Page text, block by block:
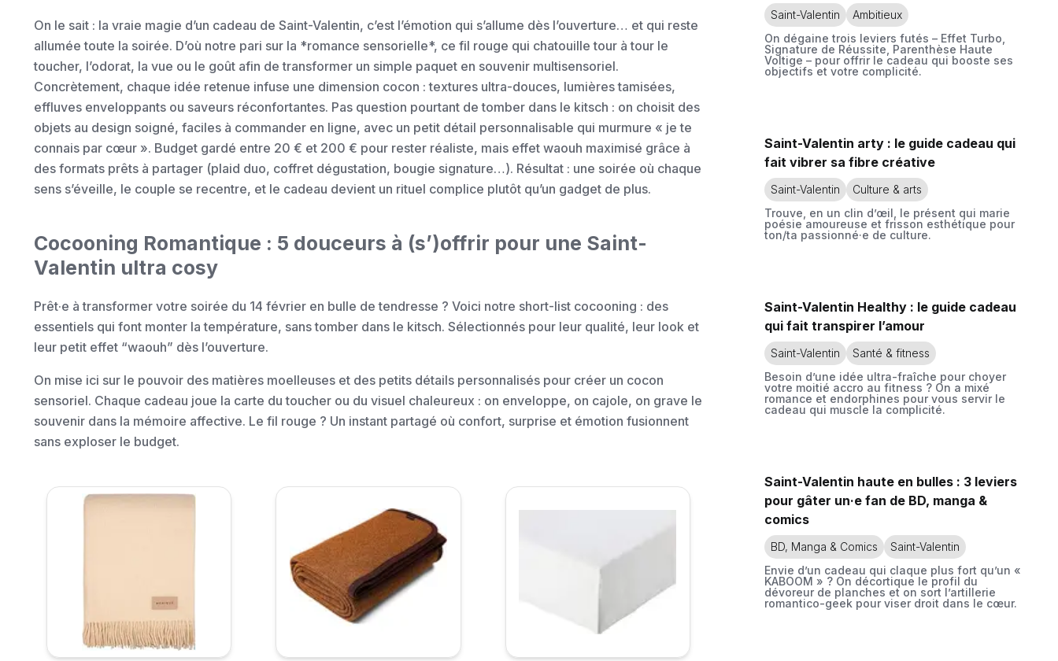
On le sait : la vraie magie d’un cadeau de Saint-Valentin, c’est l’émotion qui s’allume dès l’ouverture… et qui reste
allumée toute la soirée. D’où notre pari sur la *romance sensorielle*, ce fil rouge qui chatouille tour à tour le
toucher, l’odorat, la vue ou le goût afin de transformer un simple paquet en souvenir multisensoriel.
Concrètement, chaque idée retenue infuse une dimension cocon : textures ultra-douces, lumières tamisées,
effluves enveloppants ou saveurs réconfortantes. Pas question pourtant de tomber dans le kitsch : on choisit des
objets au design soigné, faciles à commander en ligne, avec un petit détail personnalisable qui murmure « je te
connais par cœur ». Budget gardé entre 20 € et 200 € pour rester réaliste, mais effet waouh maximisé grâce à
des formats prêts à partager (plaid duo, coffret dégustation, bougie signature…). Résultat : une soirée où chaque
sens s’éveille, le couple se recentre, et le cadeau devient un rituel complice plutôt qu’un gadget de plus.
Cocooning Romantique : 5 douceurs à (s’)offrir pour une Saint-
Valentin ultra cosy
Prêt·e à transformer votre soirée du 14 février en bulle de tendresse ? Voici notre short-list cocooning : des
essentiels qui font monter la température, sans tomber dans le kitsch. Sélectionnés pour leur qualité, leur look et
leur petit effet “waouh” dès l’ouverture.
On mise ici sur le pouvoir des matières moelleuses et des petits détails personnalisés pour créer un cocon
sensoriel. Chaque cadeau joue la carte du toucher ou du visuel chaleureux : on enveloppe, on cajole, on grave le
souvenir dans la mémoire affective. Le fil rouge ? Un instant partagé où confort, surprise et émotion fusionnent
sans exploser le budget.
Saint-Valentin
Ambitieux
On dégaine trois leviers futés – Effet Turbo,
Signature de Réussite, Parenthèse Haute
Voltige – pour offrir le cadeau qui booste ses
objectifs et votre complicité.
Saint-Valentin arty : le guide cadeau qui
fait vibrer sa fibre créative
Saint-Valentin
Culture & arts
Trouve, en un clin d’œil, le présent qui marie
poésie amoureuse et frisson esthétique pour
ton/ta passionné·e de culture.
Saint-Valentin Healthy : le guide cadeau
qui fait transpirer l’amour
Saint-Valentin
Santé & fitness
Besoin d’une idée ultra-fraîche pour choyer
votre moitié accro au fitness ? On a mixé
romance et endorphines pour vous servir le
cadeau qui muscle la complicité.
Saint-Valentin haute en bulles : 3 leviers
pour gâter un·e fan de BD, manga &
comics
BD, Manga & Comics
Saint-Valentin
Envie d’un cadeau qui claque plus fort qu’un «
KABOOM » ? On décortique le profil du
dévoreur de planches et on sort l’artillerie
romantico-geek pour viser droit dans le cœur.